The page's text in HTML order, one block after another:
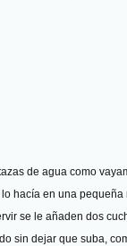
de agua como
hacía en una
se le añaden dos
sin dejar que suba,